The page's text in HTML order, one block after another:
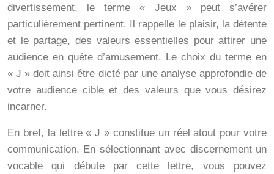
divertissement, le terme « Jeux » peut s’avérer
particulièrement pertinent. Il rappelle le plaisir, la détente
et le partage, des valeurs essentielles pour attirer une
audience en quête d’amusement. Le choix du terme en
« J » doit ainsi être dicté par une analyse approfondie de
votre audience cible et des valeurs que vous désirez
incarner.
En bref, la lettre « J » constitue un réel atout pour votre
communication. En sélectionnant avec discernement un
vocable qui débute par cette lettre, vous pouvez